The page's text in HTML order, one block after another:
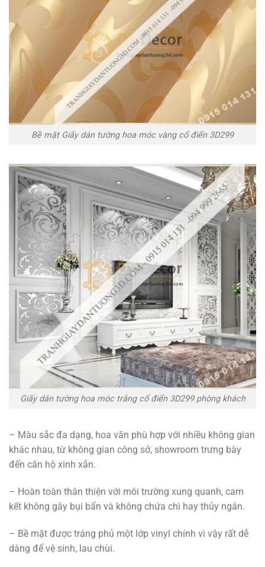
Bề mặt Giấy dán tường hoa móc vàng cổ điển 3D299
Giấy dán tường hoa móc trắng cổ điển 3D299 phòng khách
– Màu sắc đa dạng, hoa văn phù hợp với nhiều không gian
khác nhau, từ không gian công sở, showroom trưng bày
đến căn hộ xinh xắn.
– Hoàn toàn thân thiện với môi trường xung quanh, cam
kết không gây bụi bẩn và không chứa chì hay thủy ngân.
– Bề mặt được tráng phủ một lớp vinyl chính vì vậy rất dễ
dàng để vệ sinh, lau chùi.